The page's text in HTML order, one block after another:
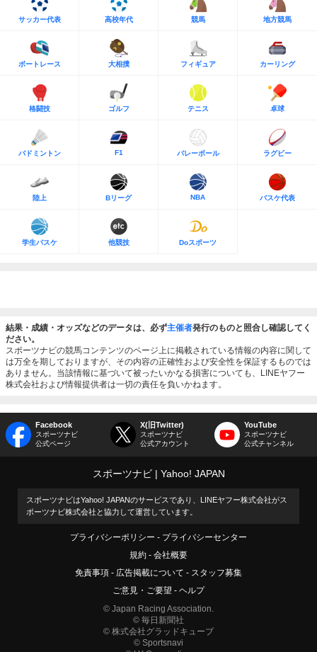
サッカー代表 高校年代 競馬 地方競馬
ボートレース 大相撲 フィギュア カーリング
格闘技 ゴルフ テニス 卓球
バドミントン F1 バレーボール ラグビー
陸上 Bリーグ NBA バスケ代表
学生バスケ 他競技 Doスポーツ
結果・成績・オッズなどのデータは、必ず主催者発行のものと照合し確認してく
ださい。
スポーツナビの競馬コンテンツのページ上に掲載されている情報の内容に関して
は万全を期しておりますが、その内容の正確性および安全性を保証するものでは
ありません。当該情報に基づいて被ったいかなる損害についても、LINEヤフー
株式会社および情報提供者は一切の責任を負いかねます。
Facebook
スポーツナビ
公式ページ
X(旧Twitter)
スポーツナビ
公式アカウント
YouTube
スポーツナビ
公式チャンネル
スポーツナビ Yahoo! JAPAN
スポーツナビはYahoo! JAPANのサービスであり、LINEヤフー株式会社がス
ポーツナビ株式会社と協力して運営しています。
プライバシーポリシー
プライバシーセンター
規約
会社概要
免責事項
広告掲載について
スタッフ募集
ご意見・ご要望
ヘルプ
© Japan Racing Association.
© 毎日新聞社
© 株式会社グラッドキューブ
© Sportsnavi